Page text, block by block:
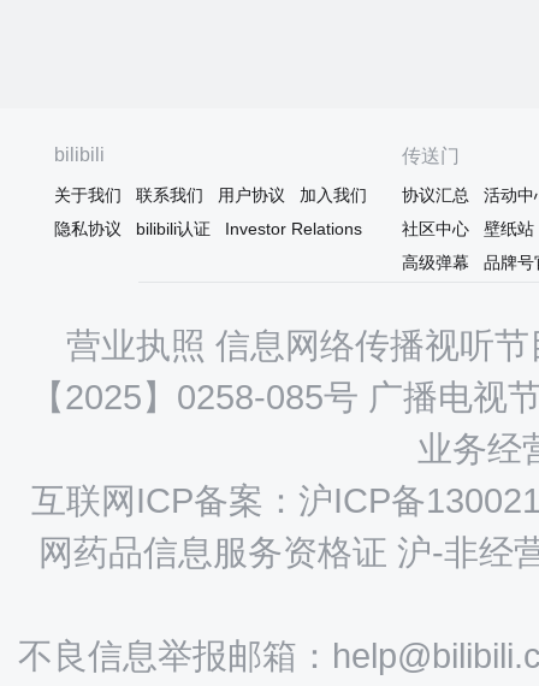
（小说创作年代：1997年）当时相
是穷、刚要开始发展、收入高低差
大不是我编的，不信问自己历史老
口称为小中国，这里有众多的中
但是川菜，沪菜，粤菜，只要你
得到的这里都能找到，一口家乡
吃就能给留学生带来家的感觉，
bilibili
关于我们 联系我们 用户协议
加入我们
隐私协议
bilibili认证 Investor Relations
传送门
协议汇总
活动中
社区中心
壁纸站
高级弹幕
品牌号
营业执照 信息网络传播视听
【2025】0258-085号 广播电视
业务经
互联网ICP备案：沪ICP备
网药品信息服务资格证 沪-非经
不良信息举报邮箱：